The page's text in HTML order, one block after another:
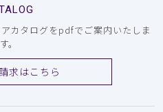
カタログをpdfでご案内いたしま
す。
求はこちら